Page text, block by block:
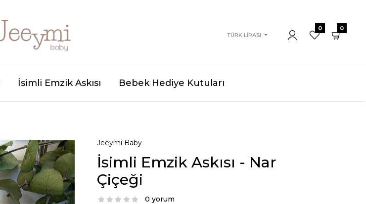
TÜRK LIRASI
0 0
İsimli Emzik Askısı Bebek Hediye Kutuları
Jeeymi Baby
İsimli Emzik Askısı - Nar
Çiçeği
0 yorum